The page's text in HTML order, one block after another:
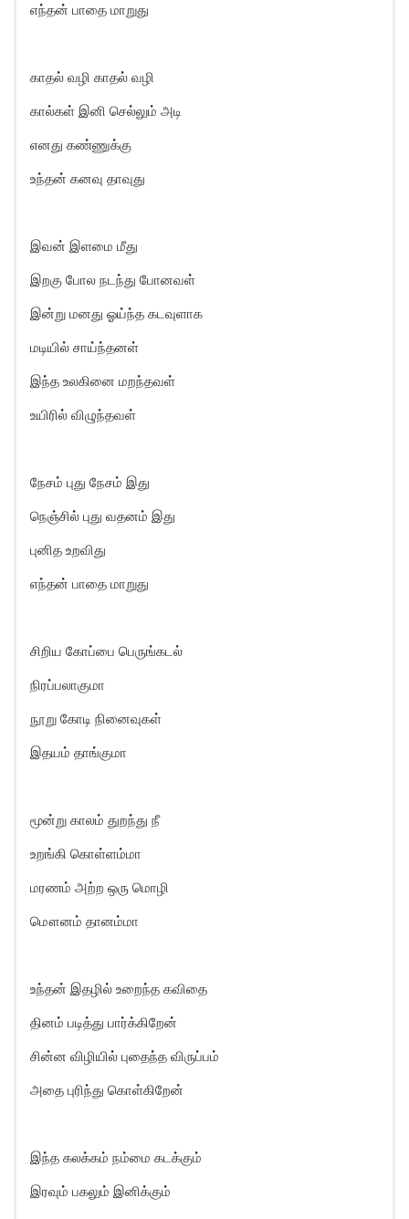
எந்தன் பாதை மாறுது
காதல் வழி காதல் வழி
கால்கள் இனி செல்லும் அடி
எனது கண்ணுக்கு
உந்தன் கனவு தாவுது
இவன் இளமை மீது
இறகு போல நடந்து போனவள்
இன்று மனது ஓய்ந்த கடவுளாக
மடியில் சாய்ந்தனள்
இந்த உலகினை மறந்தவள்
உயிரில் விழுந்தவள்
நேசம் புது நேசம் இது
நெஞ்சில் புது வதனம் இது
புனித உறவிது
எந்தன் பாதை மாறுது
சிறிய கோப்பை பெருங்கடல்
நிரப்பலாகுமா
நூறு கோடி நினைவுகள்
இதயம் தாங்குமா
மூன்று காலம் துறந்து நீ
உறங்கி கொள்ளம்மா
மரணம் அற்ற ஒரு மொழி
மௌனம் தானம்மா
உந்தன் இதழில் உறைந்த கவிதை
தினம் படித்து பார்க்கிறேன்
சின்ன விழியில் புதைந்த விருப்பம்
அதை புரிந்து கொள்கிறேன்
இந்த கலக்கம் நம்மை கடக்கும்
இரவும் பகலும் இனிக்கும்